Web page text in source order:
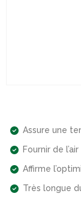
Assure une
Fournir de
Affirme
Très longue